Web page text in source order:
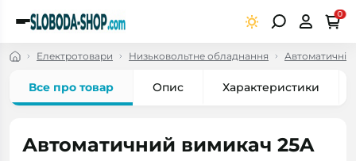
0
Електротовари Низьковольтне обладнання Автоматичні
Все про товар Опис Характеристики
Автоматичний вимикач 25A